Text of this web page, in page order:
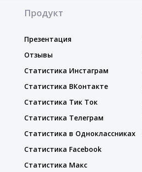
Продукт
Презентация
Отзывы
Статистика Инстаграм
Статистика ВКонтакте
Статистика Тик Ток
Статистика Телеграм
Статистика в Одноклассниках
Статистика Facebook
Статистика Макс